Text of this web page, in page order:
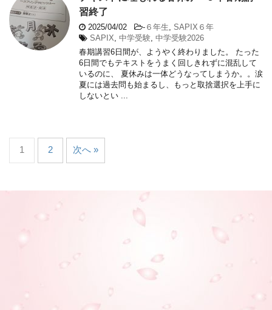
習終了
2025/04/02 - ６年生, SAPIX６年
SAPIX, 中学受験, 中学受験2026
春期講習6日間が、ようやく終わりました。 たった
6日間でもテキストをうまく回しきれずに混乱して
いるのに、 夏休みは一体どうなってしまうか。。涙
夏には過去問も始まるし、もっと取捨選択を上手に
しないとい ...
1 2 次へ »